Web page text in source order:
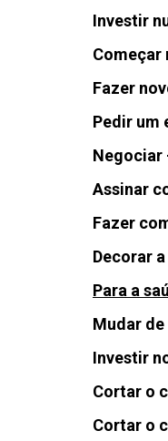
Investir
Começar
Fazer
Pedir um
Negociar
Assinar
Fazer
Decorar
Para a
Mudar
Investir
Cortar o
Cortar o